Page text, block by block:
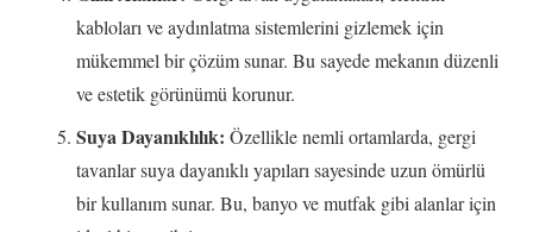
kabloları ve aydınlatma sistemlerini gizlemek için
mükemmel bir çözüm sunar. Bu sayede mekanın düzenli
ve estetik görünümü korunur.
Suya Dayanıklılık: Özellikle nemli ortamlarda, gergi
tavanlar suya dayanıklı yapıları sayesinde uzun ömürlü
bir kullanım sunar. Bu, banyo ve mutfak gibi alanlar için